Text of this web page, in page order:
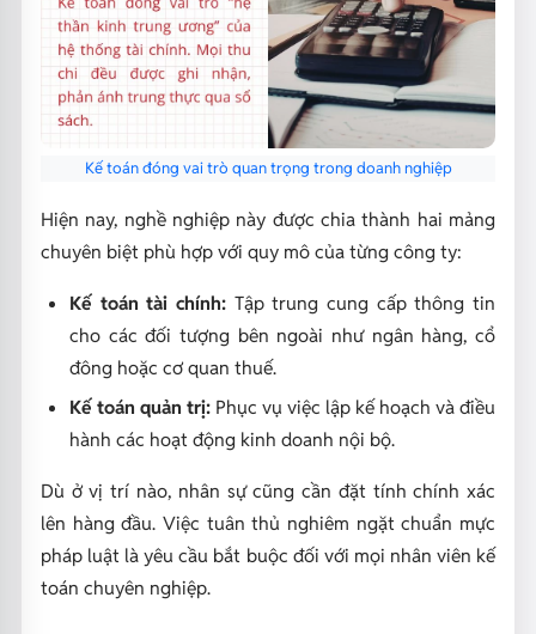
Kế toán đóng vai trò quan trọng trong doanh nghiệp
Hiện nay, nghề nghiệp này được chia thành hai mảng
chuyên biệt phù hợp với quy mô của từng công ty:
Kế toán tài chính:Tập trung cung cấp thông tin
cho các đối tượng bên ngoài như ngân hàng, cổ
đông hoặc cơ quan thuế.
Kế toán quản trị:Phục vụ việc lập kế hoạch và điều
hành các hoạt động kinh doanh nội bộ.
Dù ở vị trí nào, nhân sự cũng cần đặt tính chính xác
lên hàng đầu. Việc tuân thủ nghiêm ngặt chuẩn mực
pháp luật là yêu cầu bắt buộc đối với mọi nhân viên kế
toán chuyên nghiệp.